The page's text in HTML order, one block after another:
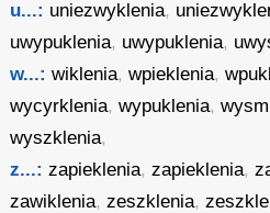
u...: uniezwyklenia,
uwypuklenia, uwypuklenia,
w...: wiklenia,wpieklenia,
wycyrklenia,wypuklenia,
wyszklenia,
z...: zapieklenia,zapieklenia,
zawiklenia,zeszklenia,